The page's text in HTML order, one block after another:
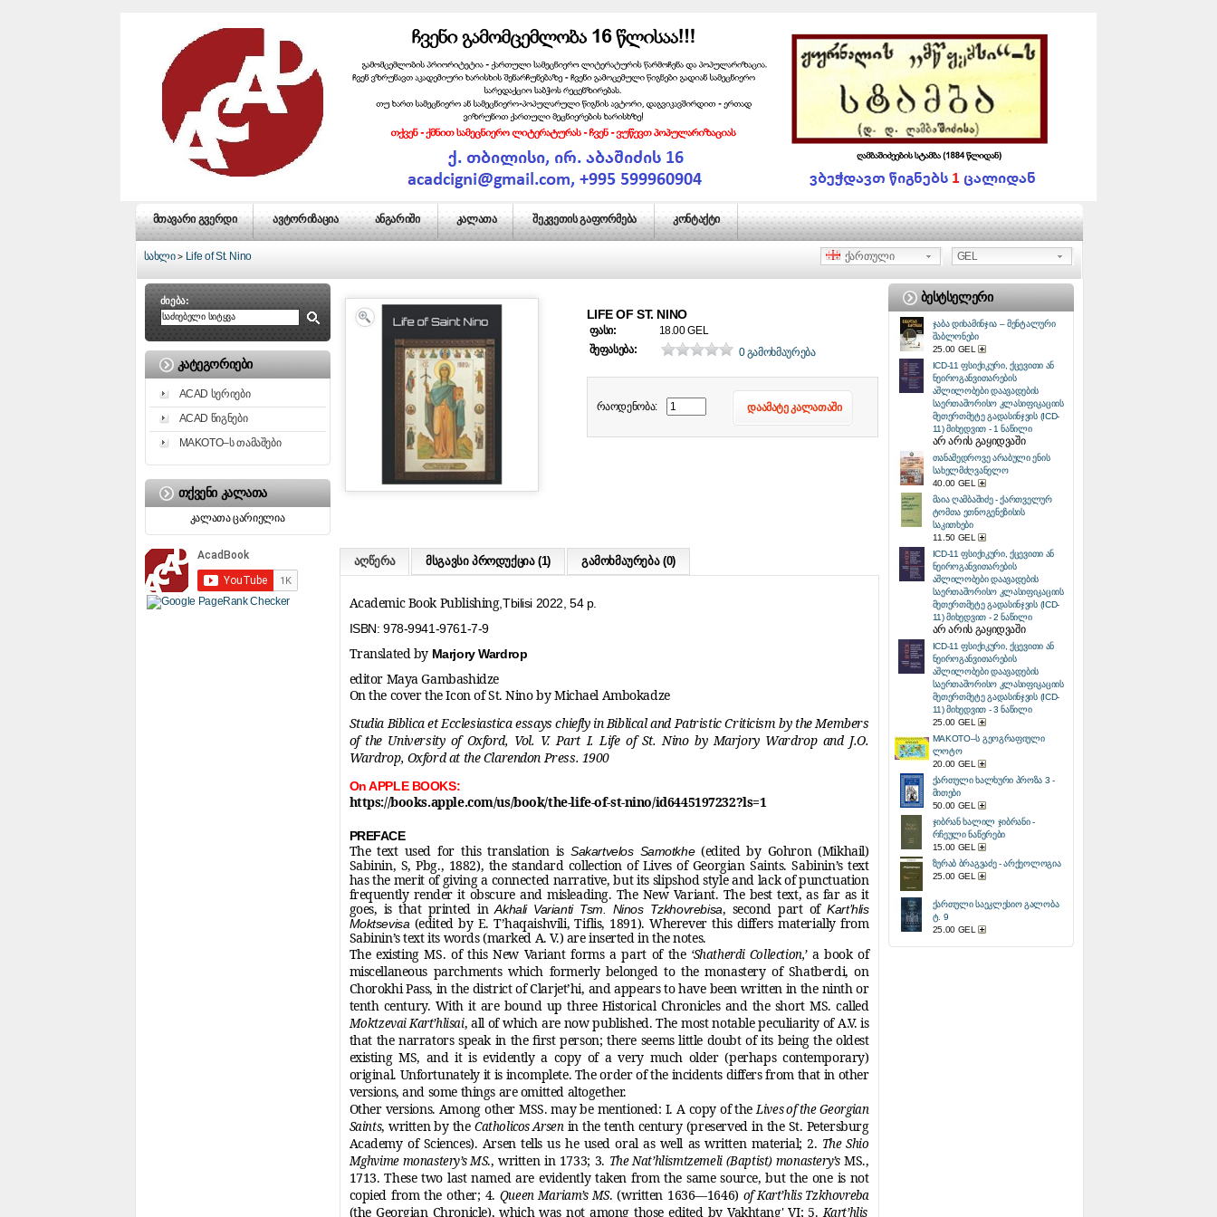
მთავარი გვერდი ავტორიზაცია ანგარიში კალათა შეკვეთის გაფორმება კონტაქტი
სახლი> Life of St. Nino ქართული GEL
ძიება:
ᲙᲐᲢᲔᲒᲝᲠᲘᲔᲑᲘ
ACAD სერიები
ACAD წიგნები
MAKOTO–ს თამაშები
ᲗᲥᲕᲔᲜᲘ ᲙᲐᲚᲐᲗᲐ
კალათა ცარიელია
ᲑᲔᲡᲢᲡᲔᲚᲔᲠᲘ
ჯაბა დიხამინჯია – მენტალური
შაბლონები
25.00 GEL
ICD-11 ფსიქიკური, ქცევითი ან
ნეიროგანვითარების
აშლილობები დაავადების
საერთაშორისო კლასიფიკაციის
მეთერთმეტე გადასინჯვის (ICD-
11) მიხედვით - 1 ნაწილი
არ არის გაყიდვაში
თანამედროვე არაბული ენის
სახელმძღვანელო
40.00 GEL
მაია ღამბაშიძე - ქართველურ
ტომთა ეთნოგენეზისის
საკითხები
11.50 GEL
ICD-11 ფსიქიკური, ქცევითი ან
ნეიროგანვითარების
აშლილობები დაავადების
საერთაშორისო კლასიფიკაციის
მეთერთმეტე გადასინჯვის (ICD-
11) მიხედვით - 2 ნაწილი
არ არის გაყიდვაში
ICD-11 ფსიქიკური, ქცევითი ან
ნეიროგანვითარების
აშლილობები დაავადების
საერთაშორისო კლასიფიკაციის
მეთერთმეტე გადასინჯვის (ICD-
11) მიხედვით - 3 ნაწილი
25.00 GEL
MAKOTO–ს გეოგრაფიული
ლოტო
20.00 GEL
ქართული ხალხური პროზა 3 -
მითები
50.00 GEL
ჯიბრან ხალილ ჯიბრანი -
რჩეული ნაწერები
15.00 GEL
ზურაბ ბრაგვაძე - არქეოლოგია
25.00 GEL
ქართული საეკლესიო გალობა
ტ. 9
25.00 GEL
LIFE OF ST. NINO
ფასი:
18.00 GEL
შეფასება:
0 გამოხმაურება
რაოდენობა: დაამატე კალათაში
აღწერა მსგავსი პროდუქცია (1) გამოხმაურება (0)
Academic Book Publishing,Tbilisi 2022, 54 p.
ISBN: 978-9941-9761-7-9
Translated by Marjory Wardrop
editor Maya Gambashidze
On the cover the Icon of St. Nino by Michael Ambokadze
Studia Biblica et Ecclesiasticaessays chiefly in Biblical and Patristic Criticism by the Members
of the University of Oxford, Vol. V. Part I. Life of St. Nino by Marjory Wardrop and J.O.
Wardrop, Oxford at the Clarendon Press. 1900
On APPLE BOOKS:
https://books.apple.com/us/book/the-life-of-st-nino/id6445197232?ls=1
PREFACE
The text used for this translation isSakartvelos Samotkhe(edited by Gohron (Mikhail)
Sabinin, S, Pbg., 1882), the standard collection of Lives of Georgian Saints. Sabinin’s text
has the merit of giving a connected narrative, but its slipshod style and lack of punctuation
frequently render it obscure and misleading. The New Variant. The best text, as far as it
goes, is that printed inAkhali Varianti Tsm. Ninos Tzkhovrebisa, second part ofKart’hlis
Moktsevisa(edited by E. T’haqaishvili, Tiﬂis, 1891). Wherever this differs materially from
Sabinin’s text its words (marked A. V.) are inserted in the notes.
The existing MS. of this New Variant forms a part of the ‘Shatherdi Collection,’a book of
miscellaneous parchments which formerly belonged to the monastery of Shatberdi, on
Chorokhi Pass, in the district of Clarjet’hi, and appears to have been written in the ninth or
tenth century. With it are bound up three Historical Chronicles and the short MS. called
Moktzevai Kart’hlisai, all of which are now published. The most notable peculiarity of A.V. is
that the narrators speak in the ﬁrst person; there seems little doubt of its being the oldest
existing MS, and it is evidently a copy of a very much older (perhaps contemporary)
original. Unfortunately it is incomplete. The order of the incidents differs from that in other
versions, and some things are omitted altogether.
Other versions. Among other MSS. may be mentioned: I. A copy of theLives of the Georgian
Saints, written by the Catholicos Arsenin the tenth century (preserved in the St. Petersburg
Academy of Sciences). Arsen tells us he used oral as well as written material; 2. The Shio
Mghvime monastery’s MS., written in 1733; 3. The Nat’hlismtzemeli (Baptist) monastery’sMS.,
1713. These two last named are evidently taken from the same source, but the one is not
copied from the other; 4. Queen Mariam’s MS. (written 1636—1646) of Kart’hlis Tzkhovreba
(the Georgian Chronicle), which was not among those edited by Vakhtang' VI; 5.Kart’hlis